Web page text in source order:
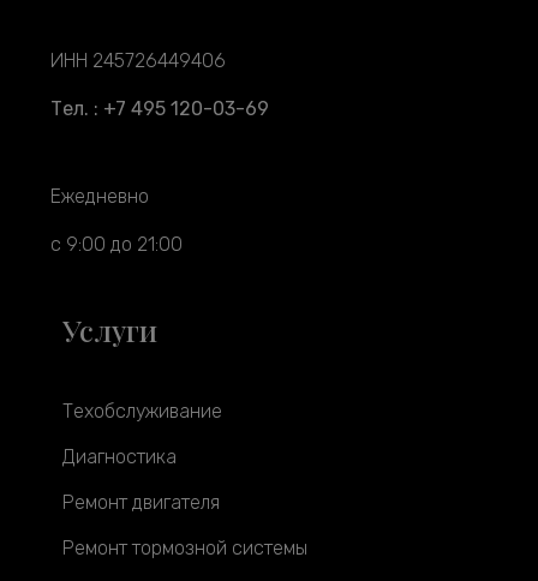
ИНН 245726449406
Тел. : +7 495 120-03-69
Ежедневно
с 9:00 до 21:00
Услуги
Техобслуживание
Диагностика
Ремонт двигателя
Ремонт тормозной системы